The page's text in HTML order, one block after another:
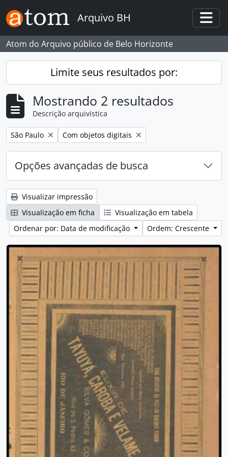
Skip to main content
Arquivo BH
Atom do Arquivo público de Belo Horizonte
Limite seus resultados por:
Mostrando 2 resultados
Descrição arquivística
Remover filtro:
São Paulo Remover filtro:
Com objetos digitais
Opções avançadas de busca
Visualizar impressão
Visualização em ficha
Visualização em tabela
Ordenar por: Data de modificação
Ordem: Crescente